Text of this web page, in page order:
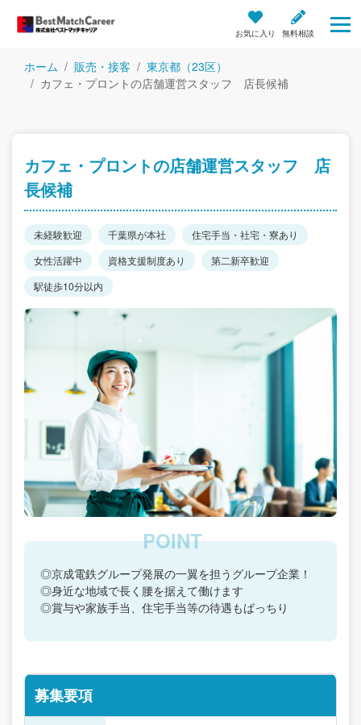
お気に入り 無料相談
ホーム 販売・接客
東京都（23区）
カフェ・プロントの店舗運営スタッフ 店長候補
カフェ・プロントの店舗運営スタッフ 店
長候補
未経験歓迎 千葉県が本社
住宅手当・社宅・寮あり
女性活躍中
資格支援制度あり
第二新卒歓迎
駅徒歩10分以内
◎京成電鉄グループ発展の一翼を担うグループ企業！
◎身近な地域で長く腰を据えて働けます
◎賞与や家族手当、住宅手当等の待遇もばっちり
募集要項